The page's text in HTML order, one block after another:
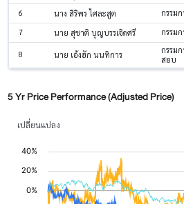
6
นาง สิริพร ไศละสูต
กรรมก
7
นาย สุชาติ บุญบรรเจิดศรี กรรม
8 นาย เอ้งฮัก นนทิการ
กรรม
สอบ
5 Yr Price Performance (Adjusted Price)
เปลี่ยนแปลง